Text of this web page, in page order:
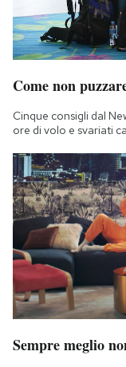
Come non
Cinque consigli dal
ore di volo e svariati
Sempre meglio